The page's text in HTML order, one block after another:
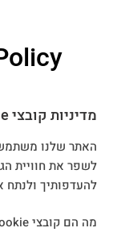
מדיניות קובצי Cookie
לשפר את חוויית
להעדפותיך
מה הם קובצי Cookie?